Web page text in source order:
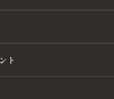
ト